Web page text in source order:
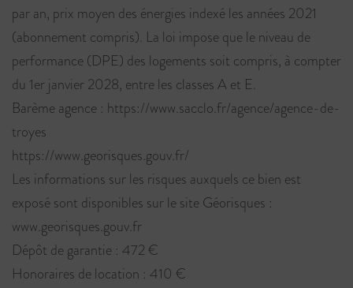
par an, prix moyen des énergies indexé les années 2021
(abonnement compris). La loi impose que le niveau de
performance (DPE) des logements soit compris, à compter
du 1er janvier 2028, entre les classes A et E.
Barème agence : https://www.sacclo.fr/agence/agence-de-
troyes
https://www.georisques.gouv.fr/
Les informations sur les risques auxquels ce bien est
exposé sont disponibles sur le site Géorisques :
www.georisques.gouv.fr
Dépôt de garantie : 472 €
Honoraires de location : 410 €